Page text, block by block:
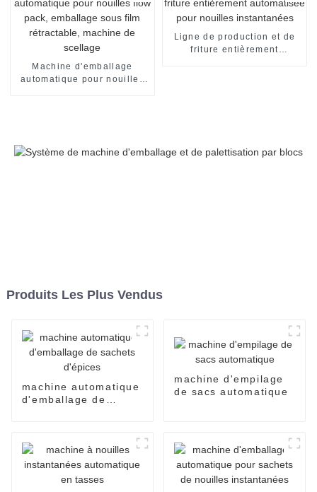
conditionnement
alimentaire.
Machine d'emballage
automatique pour nouilles
Ligne de production et de
friture entièrement
Produits Les Plus Vendus
machine automatique
d'emballage de
machine d'empilage
de sacs automatique